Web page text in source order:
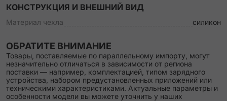
КОНСТРУКЦИЯ И ВНЕШНИЙ ВИД
Материал чехла силикон
ОБРАТИТЕ ВНИМАНИЕ
Товары, поставляемые по параллельному импорту, могут
незначительно отличаться в зависимости от региона
поставки — например, комплектацией, типом зарядного
устройства, набором предустановленных приложений или
техническими характеристиками. Актуальные параметры и
особенности модели вы можете уточнить у наших